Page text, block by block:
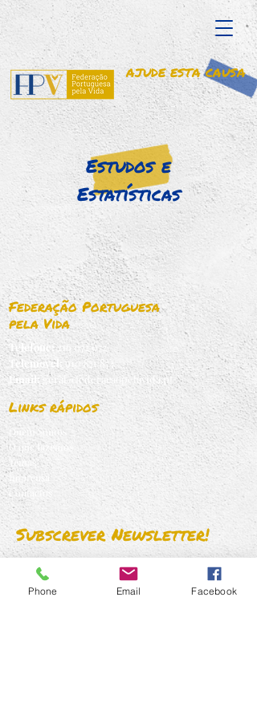
AJUDE ESTA CAUSA
Estudos e
Estatísticas
Federação Portuguesa
pela Vida
Telefone:216 072 072
Telemovel: 910 871 873
Email: geral@federacaopelavida.pt
Links rápidos
Quem Somos
O que fazemos
Temas
Imprensa
Contactos
Subscrever Newsletter!
Phone Email Facebook